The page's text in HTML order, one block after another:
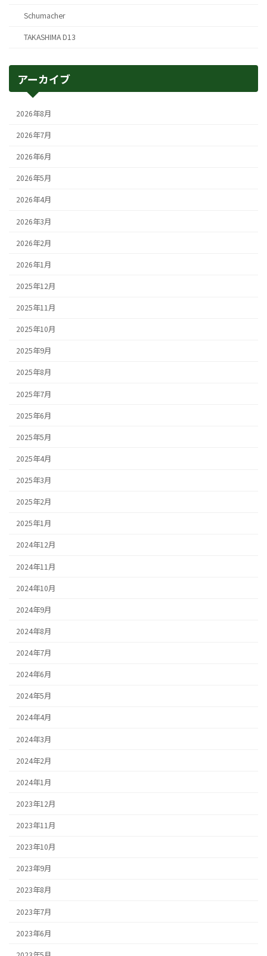
Schumacher
TAKASHIMA D13
アーカイブ
2026年8月
2026年7月
2026年6月
2026年5月
2026年4月
2026年3月
2026年2月
2026年1月
2025年12月
2025年11月
2025年10月
2025年9月
2025年8月
2025年7月
2025年6月
2025年5月
2025年4月
2025年3月
2025年2月
2025年1月
2024年12月
2024年11月
2024年10月
2024年9月
2024年8月
2024年7月
2024年6月
2024年5月
2024年4月
2024年3月
2024年2月
2024年1月
2023年12月
2023年11月
2023年10月
2023年9月
2023年8月
2023年7月
2023年6月